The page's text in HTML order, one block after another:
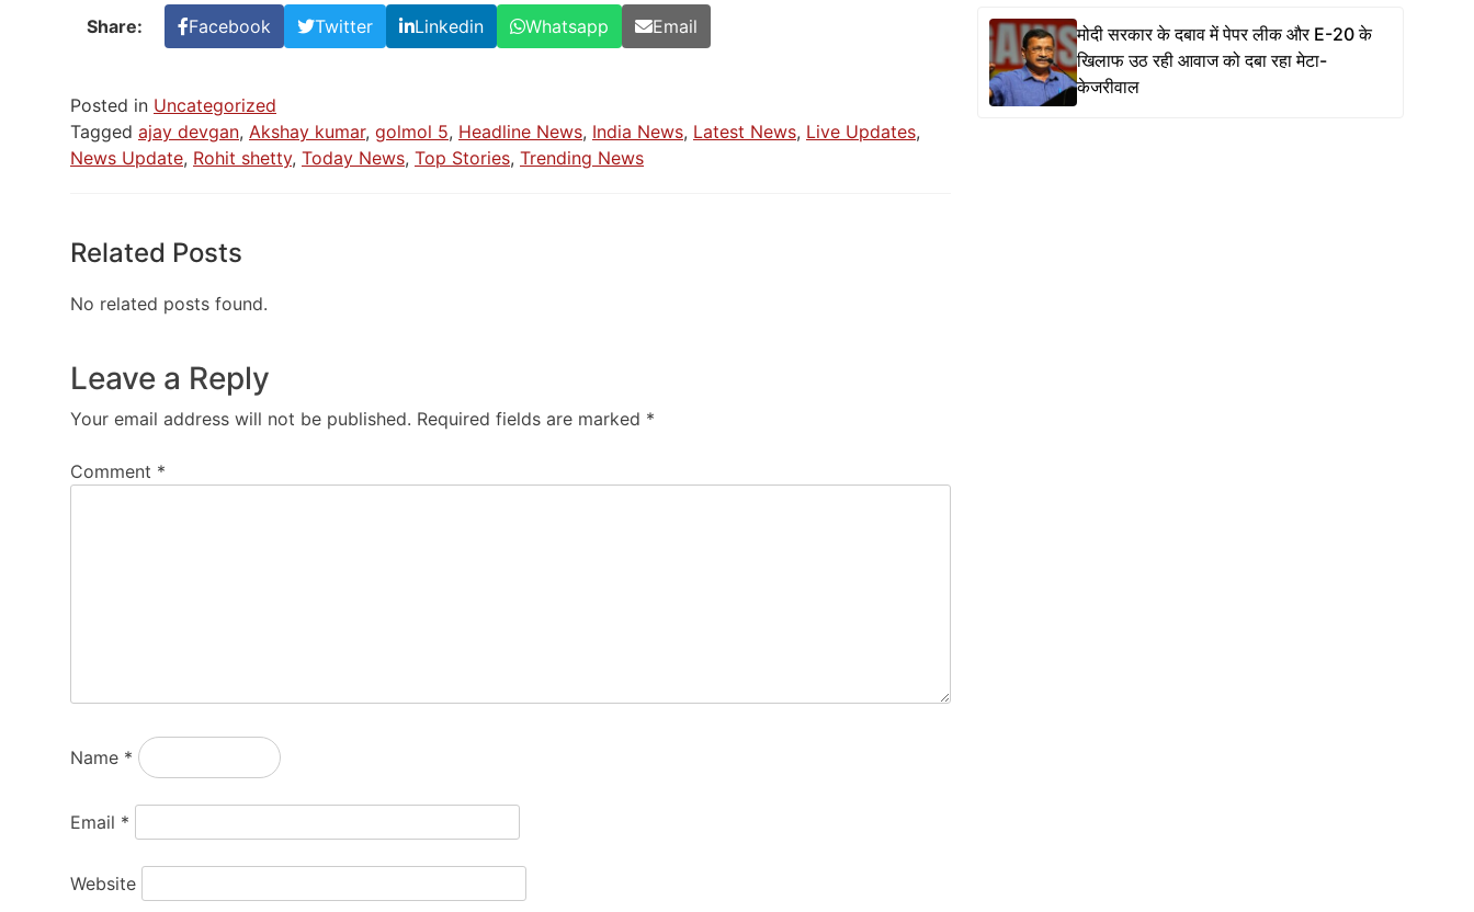
Share: Facebook Twitter Linkedin Whatsapp Email
Posted in Uncategorized
Tagged ajay devgan, Akshay kumar, golmol 5, Headline News, India News, Latest News, Live Updates,
News Update, Rohit shetty, Today News, Top Stories, Trending News
Related Posts
No related posts found.
Leave a Reply
Your email address will not be published. Required fields are marked *
Comment *
Name *
Email *
Website
मोदी सरकार के दबाव में पेपर लीक और E-20 के
खिलाफ उठ रही आवाज को दबा रहा मेटा-
केजरीवाल